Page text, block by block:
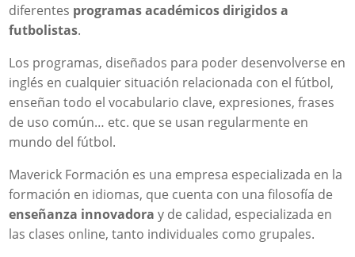
diferentes programas académicos dirigidos a
futbolistas.
Los programas, diseñados para poder desenvolverse en
inglés en cualquier situación relacionada con el fútbol,
enseñan todo el vocabulario clave, expresiones, frases
de uso común… etc. que se usan regularmente en
mundo del fútbol.
Maverick Formación es una empresa especializada en la
formación en idiomas, que cuenta con una filosofía de
enseñanza innovadora y de calidad, especializada en
las clases online, tanto individuales como grupales.